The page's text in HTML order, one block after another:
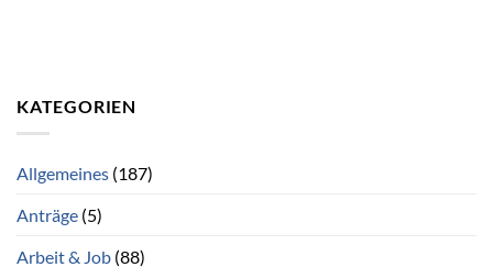
KATEGORIEN
Allgemeines (187)
Anträge (5)
Arbeit & Job (88)